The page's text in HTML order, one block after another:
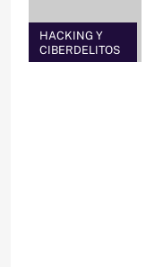
HACKING Y
CIBERDELITOS